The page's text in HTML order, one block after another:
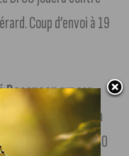
Coup d’envoi à 19
Besançonsur son
Le prochain match
de la rencontre à 20